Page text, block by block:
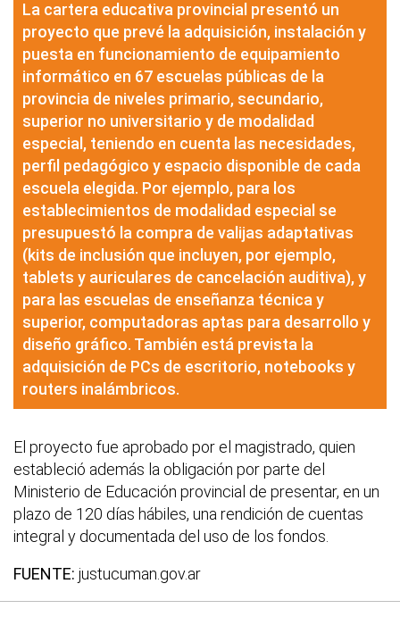
La cartera educativa provincial presentó un
proyecto que prevé la adquisición, instalación y
puesta en funcionamiento de equipamiento
informático en 67 escuelas públicas de la
provincia de niveles primario, secundario,
superior no universitario y de modalidad
especial, teniendo en cuenta las necesidades,
perfil pedagógico y espacio disponible de cada
escuela elegida. Por ejemplo, para los
establecimientos de modalidad especial se
presupuestó la compra de valijas adaptativas
(kits de inclusión que incluyen, por ejemplo,
tablets y auriculares de cancelación auditiva), y
para las escuelas de enseñanza técnica y
superior, computadoras aptas para desarrollo y
diseño gráfico. También está prevista la
adquisición de PCs de escritorio, notebooks y
routers inalámbricos.
El proyecto fue aprobado por el magistrado, quien
estableció además la obligación por parte del
Ministerio de Educación provincial de presentar, en un
plazo de 120 días hábiles, una rendición de cuentas
integral y documentada del uso de los fondos.
FUENTE: justucuman.gov.ar